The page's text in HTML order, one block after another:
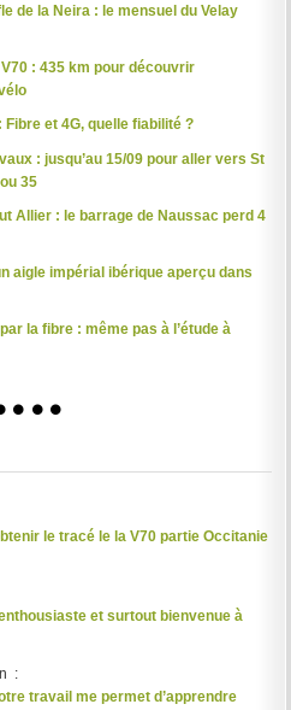
de la Neira : le mensuel du Velay
: 435 km pour découvrir
et 4G, quelle fiabilité ?
: jusqu’au 15/09 pour aller vers St
35
Allier : le barrage de Naussac perd 4
aigle impérial ibérique aperçu dans
la fibre : même pas à l’étude à
3 4 5
le tracé le la V70 partie Occitanie
et surtout bienvenue à
:
travail me permet d’apprendre